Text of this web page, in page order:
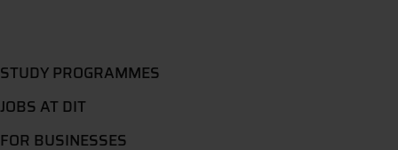
STUDY PROGRAMMES
JOBS AT DIT
FOR BUSINESSES